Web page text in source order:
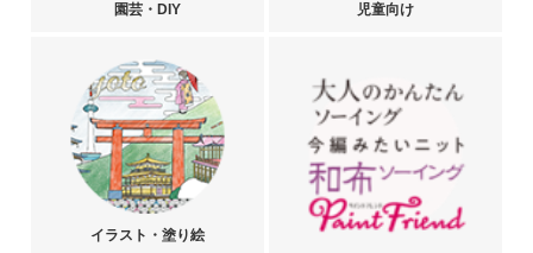
園芸・DIY 児童向け
イラスト・塗り絵